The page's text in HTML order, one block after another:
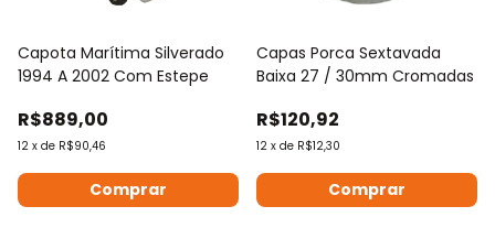
Capota Marítima Silverado
1994 A 2002 Com Estepe
R$889,00
12 x de R$90,46
Comprar
Capas Porca Sextavada
Baixa 27 / 30mm Cromadas
R$120,92
12 x de R$12,30
Comprar